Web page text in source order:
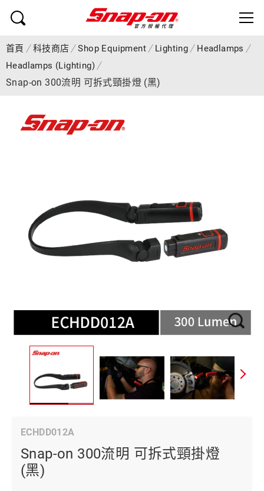
首頁 科技商店 Shop Equipment Lighting
Headlamps
Headlamps (Lighting)
Snap-on 300流明 可拆式頸掛燈 (黑)
ECHDD012A
Snap-on 300流明 可拆式頸掛燈
(黑)